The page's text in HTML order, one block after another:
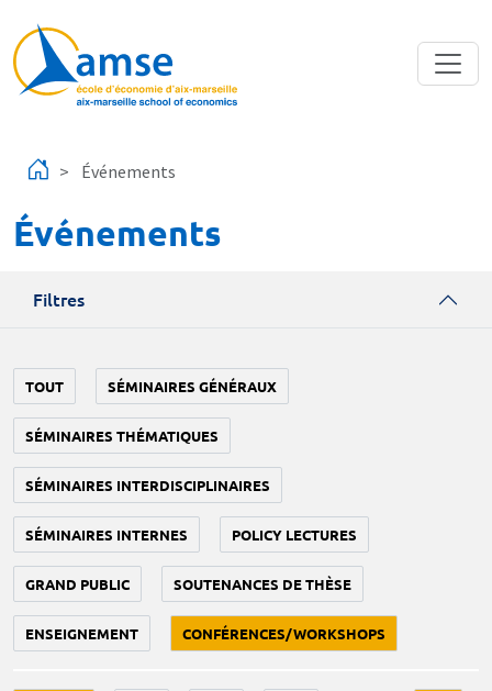
Événements
Événements
Filtres
TOUT SÉMINAIRES GÉNÉRAUX
SÉMINAIRES THÉMATIQUES
SÉMINAIRES INTERDISCIPLINAIRES
SÉMINAIRES INTERNES POLICY LECTURES
GRAND PUBLIC SOUTENANCES DE THÈSE
ENSEIGNEMENT CONFÉRENCES/WORKSHOPS